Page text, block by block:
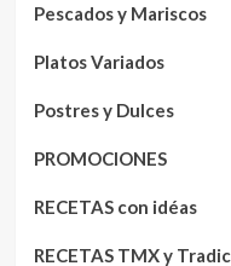
Pescados y Mariscos
Platos Variados
Postres y Dulces
PROMOCIONES
RECETAS con idéas
RECETAS TMX y